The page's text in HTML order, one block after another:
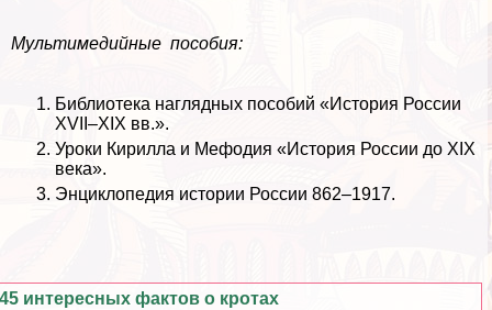
Мультимедийные пособия:
Библиотека наглядных пособий «История России
XVII–XIX вв.».
Уроки Кирилла и Мефодия «История России до XIX
века».
Энциклопедия истории России 862–1917.
45 интересных фактов о кротах